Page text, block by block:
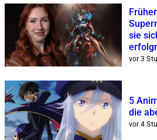
sie
vor 3
5
die
vor 4